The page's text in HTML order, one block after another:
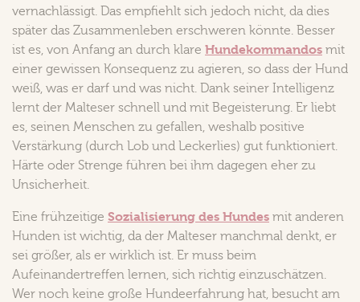
vernachlässigt. Das empfiehlt sich jedoch nicht, da dies
später das Zusammenleben erschweren könnte. Besser
ist es, von Anfang an durch klare Hundekommandos mit
einer gewissen Konsequenz zu agieren, so dass der Hund
weiß, was er darf und was nicht. Dank seiner Intelligenz
lernt der Malteser schnell und mit Begeisterung. Er liebt
es, seinen Menschen zu gefallen, weshalb positive
Verstärkung (durch Lob und Leckerlies) gut funktioniert.
Härte oder Strenge führen bei ihm dagegen eher zu
Unsicherheit.
Eine frühzeitige Sozialisierung des Hundes mit anderen
Hunden ist wichtig, da der Malteser manchmal denkt, er
sei größer, als er wirklich ist. Er muss beim
Aufeinandertreffen lernen, sich richtig einzuschätzen.
Wer noch keine große Hundeerfahrung hat, besucht am